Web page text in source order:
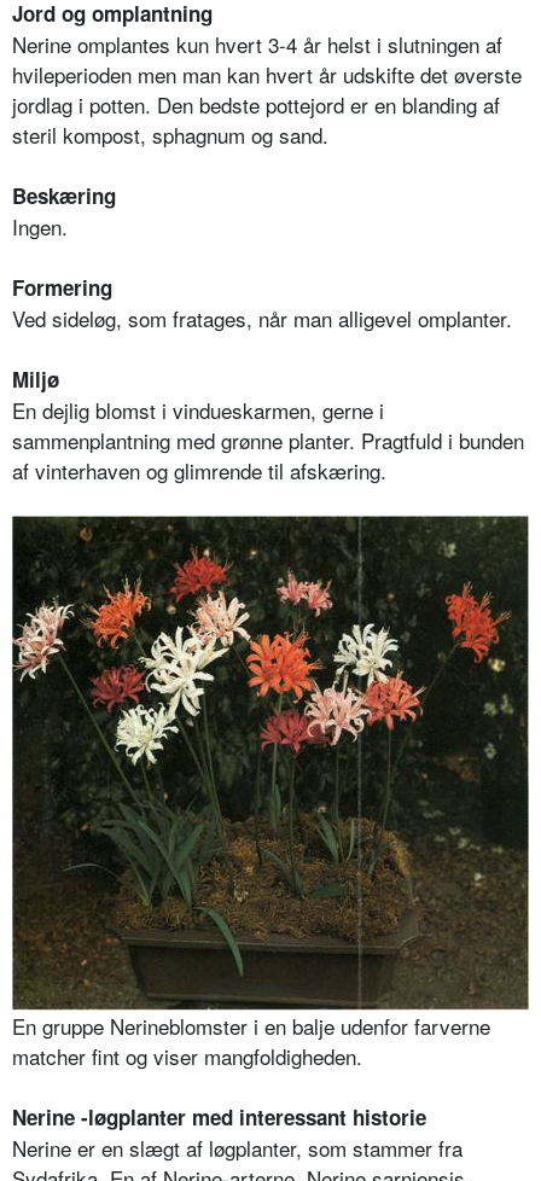
Jord og omplantning
Nerine omplantes kun hvert 3-4 år helst i slutningen af
hvileperioden men man kan hvert år udskifte det øverste
jordlag i potten. Den bedste pottejord er en blanding af
steril kompost, sphagnum og sand.
Beskæring
Ingen.
Formering
Ved sideløg, som fratages, når man alligevel omplanter.
Miljø
En dejlig blomst i vindueskarmen, gerne i
sammenplantning med grønne planter. Pragtfuld i bunden
af vinterhaven og glimrende til afskæring.
En gruppe Nerineblomster i en balje udenfor farverne
matcher fint og viser mangfoldigheden.
Nerine -løgplanter med interessant historie
Nerine er en slægt af løgplanter, som stammer fra